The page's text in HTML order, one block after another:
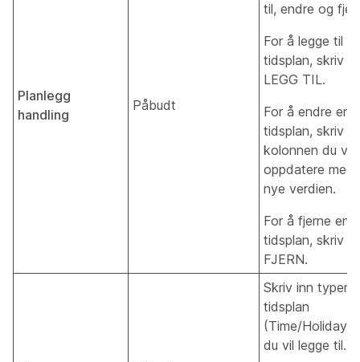
Planlegg
handling
Påbudt
til, endre og
For å legge til
tidsplan, skriv
LEGG TIL.
For å endre en
tidsplan, skriv
kolonnen du vil
oppdatere med
nye verdien.
For å fjerne en
tidsplan, skriv
FJERN.
Skriv inn typen
tidsplan
(Time/Holiday)
du vil legge til.